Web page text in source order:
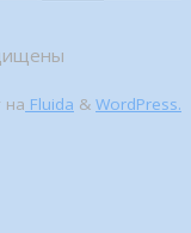
на Fluida & WordPress.